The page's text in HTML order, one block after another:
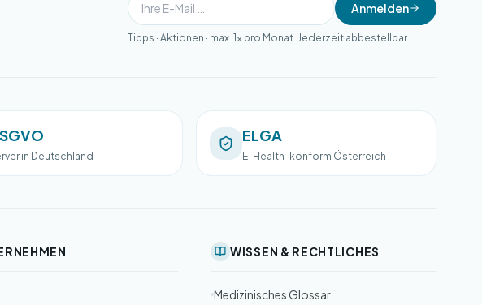
Anmelden
Tipps · Aktionen · max. 1× pro Monat. Jederzeit abbestellbar.
in Deutschland
ELGA
E-Health-konform Österreich
WISSEN & RECHTLICHES
Medizinisches Glossar